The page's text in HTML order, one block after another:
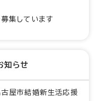
集しています
知らせ
屋市結婚新生活応援